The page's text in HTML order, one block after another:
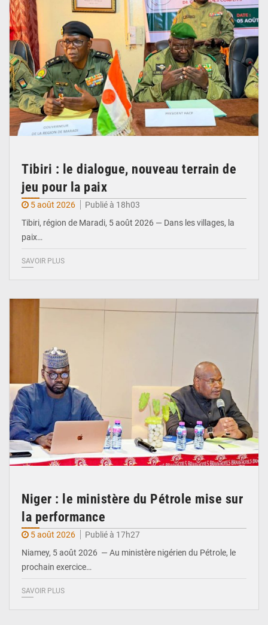
Tibiri : le dialogue, nouveau terrain de
jeu pour la paix
5 août 2026
Publié à 18h03
Tibiri, région de Maradi, 5 août 2026 — Dans les villages, la
paix…
SAVOIR PLUS
Niger : le ministère du Pétrole mise sur
la performance
5 août 2026
Publié à 17h27
Niamey, 5 août 2026 — Au ministère nigérien du Pétrole, le
prochain exercice…
SAVOIR PLUS